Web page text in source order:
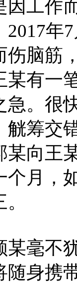
工作而
年
伤脑筋
某有一
急。很
觥筹交
某向王
个月，
毫不犹
随身携